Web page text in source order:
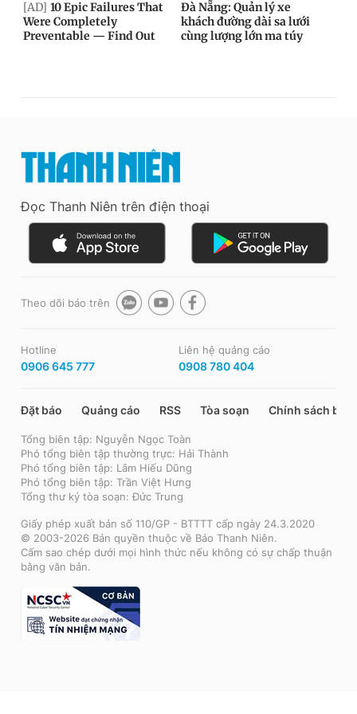
Đọc Thanh Niên trên điện thoại
Theo dõi báo trên
Hotline
0906 645 777
Liên hệ quảng cáo
0908 780 404
Đặt báo Quảng cáo RSS Tòa soạn Chính sách bảo
Tổng biên tập: Nguyễn Ngọc Toàn
Phó tổng biên tập thường trực: Hải Thành
Phó tổng biên tập: Lâm Hiếu Dũng
Phó tổng biên tập: Trần Việt Hưng
Tổng thư ký tòa soạn: Đức Trung
Giấy phép xuất bản số 110/GP - BTTTT cấp ngày 24.3.2020
© 2003-2026 Bản quyền thuộc về Báo Thanh Niên.
Cấm sao chép dưới mọi hình thức nếu không có sự chấp thuận
bằng văn bản.